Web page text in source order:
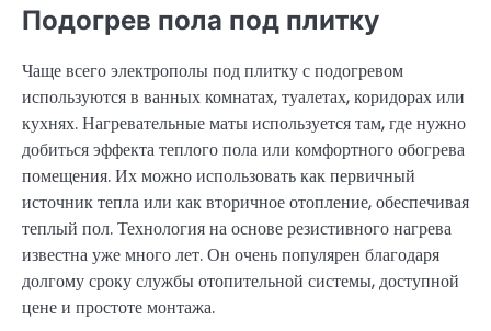
Подогрев пола под плитку
Чаще всего электрополы под плитку с подогревом
используются в ванных комнатах, туалетах, коридорах или
кухнях. Нагревательные маты используется там, где нужно
добиться эффекта теплого пола или комфортного обогрева
помещения. Их можно использовать как первичный
источник тепла или как вторичное отопление, обеспечивая
теплый пол. Технология на основе резистивного нагрева
известна уже много лет. Он очень популярен благодаря
долгому сроку службы отопительной системы, доступной
цене и простоте монтажа.